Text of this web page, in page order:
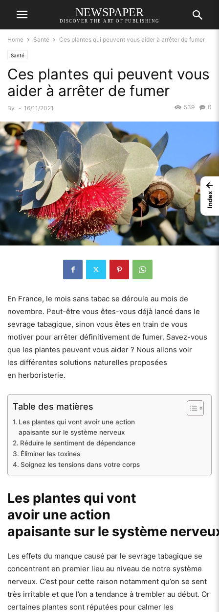
NEWSPAPER
DISCOVER THE ART OF PUBLISHING
Home Santé Ces plantes qui peuvent vous aider à arrêter de fumer
Santé
Ces plantes qui peuvent vous
aider à arrêter de fumer
By - 16/11/2021 0
539
En France, le mois sans tabac se déroule au mois de
novembre. Peut-être vous êtes-vous déjà lancé dans le
sevrage tabagique, sinon vous êtes en train de vous
motiver pour arrêter définitivement de fumer. Savez-vous
que les plantes peuvent vous aider ? Nous allons voir
les différentes solutions naturelles proposées
en herboristerie.
Table des matières
Les plantes qui vont avoir une action
apaisante sur le système nerveux
Réduire le sentiment de dépendance
Éliminer les toxines
Soignez les tensions dans votre corps
Les plantes qui vont
avoir une action
apaisante sur le système
Les effets du manque causé par le sevrage tabagique se
concentrent en premier lieu au niveau de notre système
nerveux. C’est pour cette raison notamment qu’on se sent
très irritable et que l’on a tendance à trembler au début. Or
certaines plantes sont réputées pour calmer les
←
Index